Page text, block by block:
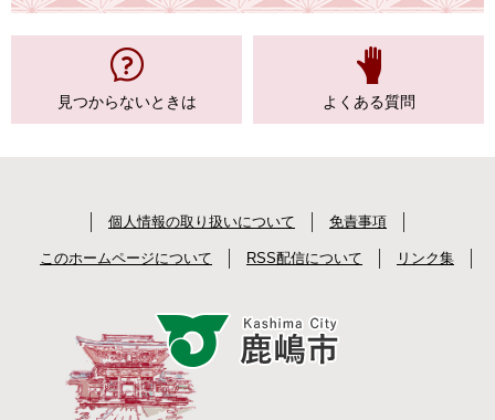
見つからないときは よくある質問
個人情報の取り扱いについて 免責事項
このホームページについて RSS配信について リンク集